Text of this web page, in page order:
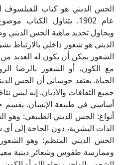
الحس الديني هو كتاب للفيلسوف
عام 1902. يتناول
ويحاول تحديد ماهية الحس
الديني هو شعور داخلي بالارتباط
الشعور يمكن أن يكون له العديد
مع الكون، أو الشعور بالرضا
الحياة. يعتقد جوساني أن الحس
جميع الثقافات والأديان. إنه ليس
أساسي في طبيعة الإنسان. يقسم
أنواع: الحس الديني الطبيعي: وهو
الذات البشرية، دون الحاجة إلى
الحس الديني المنظم: وهو الشعور
وممارسة طقوس وشعائر دينية